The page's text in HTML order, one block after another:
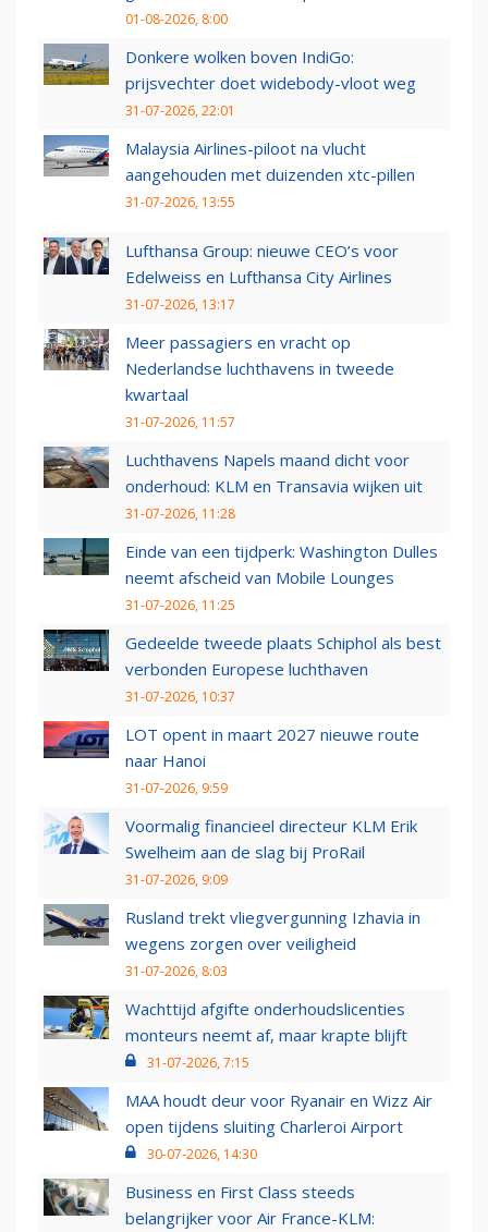
01-08-2026, 8:00
Donkere wolken boven IndiGo:
prijsvechter doet widebody-vloot weg
31-07-2026, 22:01
Malaysia Airlines-piloot na vlucht
aangehouden met duizenden xtc-pillen
31-07-2026, 13:55
Lufthansa Group: nieuwe CEO’s voor
Edelweiss en Lufthansa City Airlines
31-07-2026, 13:17
Meer passagiers en vracht op
Nederlandse luchthavens in tweede
kwartaal
31-07-2026, 11:57
Luchthavens Napels maand dicht voor
onderhoud: KLM en Transavia wijken uit
31-07-2026, 11:28
Einde van een tijdperk: Washington Dulles
neemt afscheid van Mobile Lounges
31-07-2026, 11:25
Gedeelde tweede plaats Schiphol als best
verbonden Europese luchthaven
31-07-2026, 10:37
LOT opent in maart 2027 nieuwe route
naar Hanoi
31-07-2026, 9:59
Voormalig financieel directeur KLM Erik
Swelheim aan de slag bij ProRail
31-07-2026, 9:09
Rusland trekt vliegvergunning Izhavia in
wegens zorgen over veiligheid
31-07-2026, 8:03
Wachttijd afgifte onderhoudslicenties
monteurs neemt af, maar krapte blijft
31-07-2026, 7:15
MAA houdt deur voor Ryanair en Wizz Air
open tijdens sluiting Charleroi Airport
30-07-2026, 14:30
Business en First Class steeds
belangrijker voor Air France-KLM: